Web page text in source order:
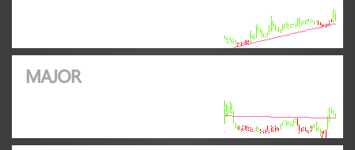
MAJOR